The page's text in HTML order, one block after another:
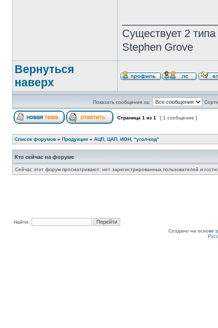
Существует 2
Stephen Grove
Вернуться
наверх
Показать сообщения за:
Страница 1 из 1 [ 1 сообщение ]
Список форумов » Продукция » АЦП, ЦАП, ИОН, "угол-код"
Кто сейчас на форуме
Сейчас этот форум просматривают: нет зарегистрированных пользователей и
Найти:
Создано на основе